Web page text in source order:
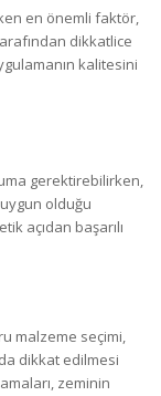
en önemli faktör,
dikkatlice
kalitesini
gerektirebilirken,
olduğu
açıdan başarılı
malzeme seçimi,
dikkat edilmesi
zeminin